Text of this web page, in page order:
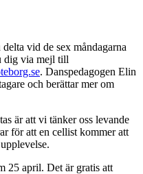
vid de sex måndagarna
dig via mejl till
. Danspedagogen Elin
och berättar mer om
är att vi tänker oss levande
för att en cellist kommer att
25 april. Det är gratis att